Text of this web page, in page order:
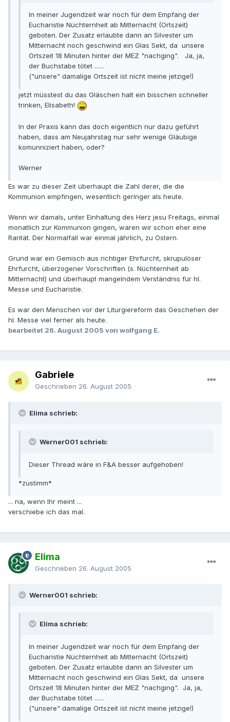
In meiner Jugendzeit war noch für dem Empfang der
Eucharistie Nüchternheit ab Mitternacht (Ortszeit)
geboten. Der Zusatz erlaubte dann an Silvester um
Mitternacht noch geschwind ein Glas Sekt, da unsere
Ortszeit 18 Minuten hinter der MEZ "nachging". Ja, ja,
der Buchstabe tötet ......
("unsere" damalige Ortszeit ist nicht meine jetzige!)
jetzt müsstest du das Gläschen halt ein bisschen schneller
trinken, Elisabeth!
In der Praxis kann das doch eigentlich nur dazu geführt
haben, dass am Neujahrstag nur sehr wenige Gläubige
komunniziert haben, oder?
Werner
Es war zu dieser Zeit überhaupt die Zahl derer, die die
Kommunion empfingen, wesentlich geringer als heute.
Wenn wir damals, unter Einhaltung des Herz jesu Freitags, einmal
monatlich zur Kommunion gingen, waren wir schon eher eine
Rarität. Der Normalfall war einmal jährlich, zu Ostern.
Grund war ein Gemisch aus richtiger Ehrfurcht, skrupulöser
Ehrfurcht, überzogener Vorschriften (s. Nüchternheit ab
Mitternacht) und überhaupt mangelndem Verständnis für hl.
Messe und Eucharistie.
Es war den Menschen vor der Liturgiereform das Geschehen der
hl. Messe viel ferner als heute.
bearbeitet 26. August 2005 von wolfgang E.
Gabriele
Geschrieben 26. August 2005
Elima schrieb:
Werner001 schrieb:
Dieser Thread wäre in F&A besser aufgehoben!
*zustimm*
... na, wenn Ihr meint ...
verschiebe ich das mal.
Elima
Geschrieben 26. August 2005
Werner001 schrieb:
Elima schrieb:
In meiner Jugendzeit war noch für dem Empfang der
Eucharistie Nüchternheit ab Mitternacht (Ortszeit)
geboten. Der Zusatz erlaubte dann an Silvester um
Mitternacht noch geschwind ein Glas Sekt, da unsere
Ortszeit 18 Minuten hinter der MEZ "nachging". Ja, ja,
der Buchstabe tötet ......
("unsere" damalige Ortszeit ist nicht meine jetzige!)